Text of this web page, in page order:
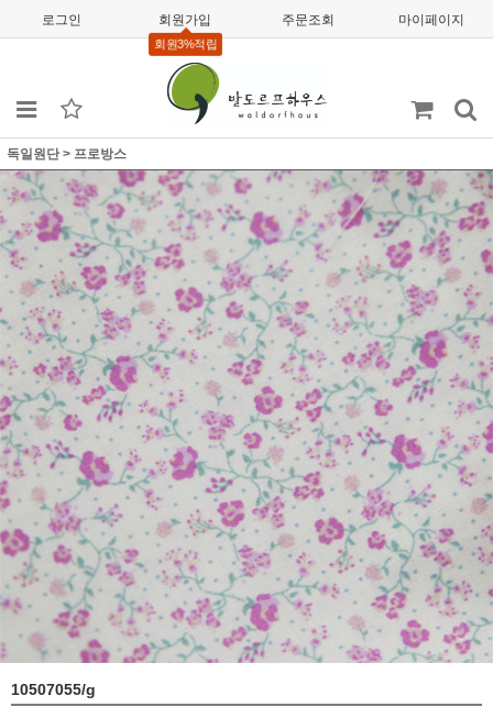
로그인 회원가입
회원3%적립
주문조회 마이페이지
독일원단 > 프로방스
10507055/g